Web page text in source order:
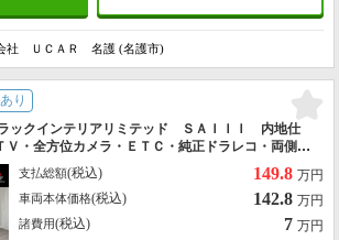
社 ＵＣＡＲ 名護 (名護市)
り
ックインテリアリミテッド ＳＡＩＩＩ 内地仕
Ｖ・全方位カメラ・ＥＴＣ・純正ドラレコ・両側パ
キャリア・スマートアシストＩＩＩ・衝突回避支
報・誤発進抑制機能・三菱認定ＵＣＡＲ
支払総額(税込) 149.8 万円
車両本体価格(税込) 142.8 万円
諸費用(税込) 7 万円